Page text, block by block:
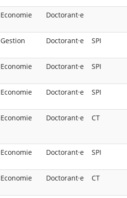
Economie Doctorant·e
Gestion Doctorant·e SPI
Economie Doctorant·e SPI
Economie Doctorant·e SPI
Economie Doctorant·e CT
Economie Doctorant·e SPI
Economie Doctorant·e CT